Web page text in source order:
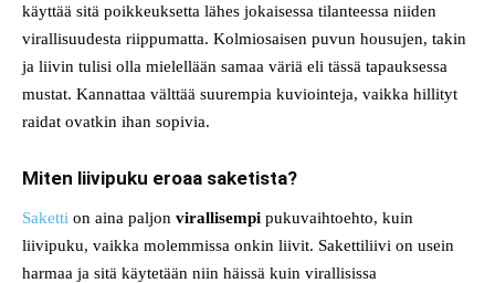
käyttää sitä poikkeuksetta lähes jokaisessa tilanteessa niiden
virallisuudesta riippumatta. Kolmiosaisen puvun housujen, takin
ja liivin tulisi olla mielellään samaa väriä eli tässä tapauksessa
mustat. Kannattaa välttää suurempia kuviointeja, vaikka hillityt
raidat ovatkin ihan sopivia.
Miten liivipuku eroaa saketista?
Saketti on aina paljon virallisempi pukuvaihtoehto, kuin
liivipuku, vaikka molemmissa onkin liivit. Sakettiliivi on usein
harmaa ja sitä käytetään niin häissä kuin virallisissa